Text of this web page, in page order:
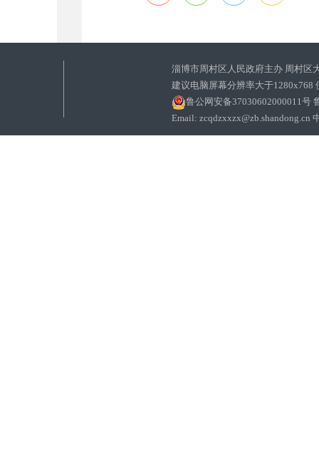
淄博市周村区人民政府主办 周村区
建议电脑屏幕分辨率大于1280x768
鲁公网安备37030602000011号
Email: zcqdzxxzx@zb.shandong.cn